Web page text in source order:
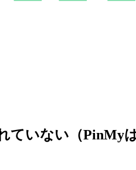
ていない（PinMy